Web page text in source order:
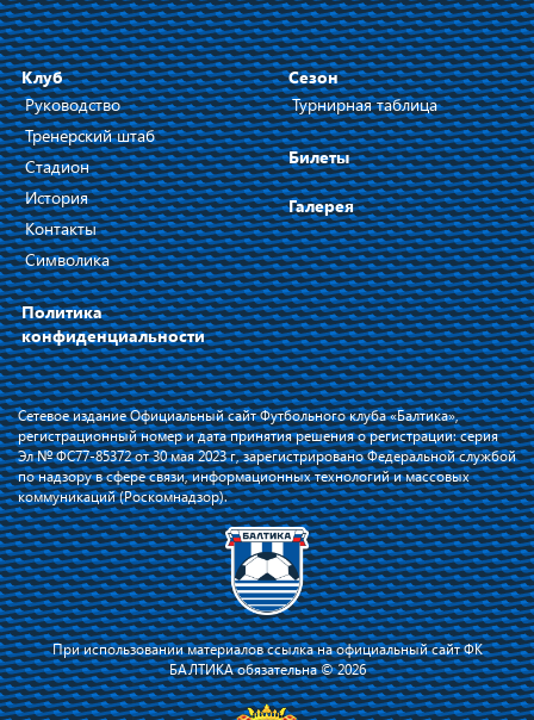
Клуб
Руководство
Тренерский штаб
Стадион
История
Контакты
Символика
Политика
конфиденциальности
Сезон
Турнирная таблица
Билеты
Галерея
Сетевое издание Официальный сайт Футбольного клуба «Балтика»,
регистрационный номер и дата принятия решения о регистрации: серия
Эл № ФС77-85372 от 30 мая 2023 г, зарегистрировано Федеральной службой
по надзору в сфере связи, информационных технологий и массовых
коммуникаций (Роскомнадзор).
При использовании материалов ссылка на официальный сайт ФК
БАЛТИКА обязательна © 2026